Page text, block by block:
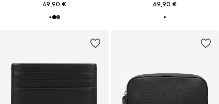
49,90 € 69,90 €